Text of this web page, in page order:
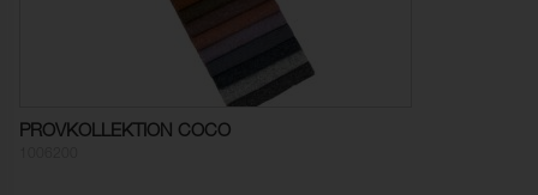
Färghärdighet mot
4-5 (ISO 105-X12)
4-5 (ISO 105-X12)
Ljusäkthet:
PROVKOLLEKTION COCO